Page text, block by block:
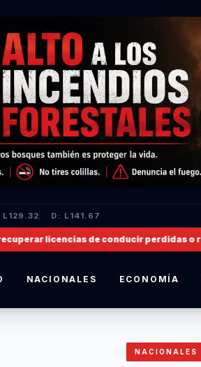
L129.32 D: L141.67
licencias de conducir perdidas o
NACIONALES ECONOMÍA
NACIONALES